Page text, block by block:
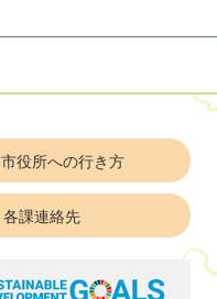
市役所への行き方
各課連絡先